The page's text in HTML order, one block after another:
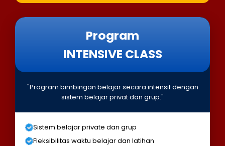
Program
INTENSIVE CLASS
"Program bimbingan belajar secara intensif dengan
sistem belajar privat dan grup."
Sistem belajar private dan grup
Fleksibilitas waktu belajar dan latihan